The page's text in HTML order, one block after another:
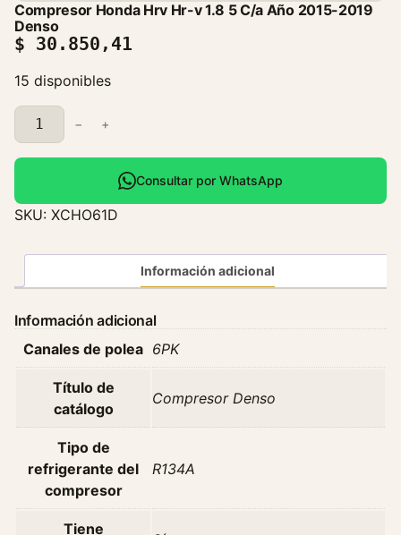
Compresor Honda Hrv Hr-v 1.8 5 C/a Año 2015-2019
Denso
$ 30.850,41
15 disponibles
C
o
m
r
e
r
o
d
− +
Consultar por WhatsApp
SKU: XCHO61D
Información adicional
Información adicional
Canales de polea 6PK
Título de
catálogo
Compresor Denso
Tipo de
refrigerante del
compresor
R134A
Tiene